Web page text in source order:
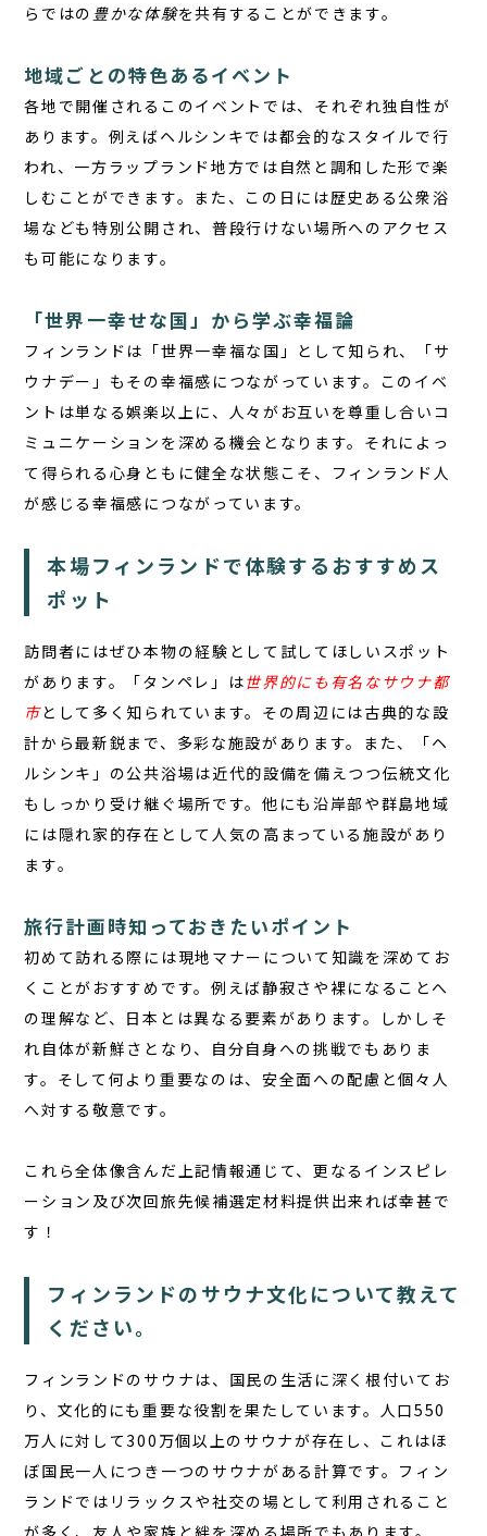
らではの 豊かな体験を共有することができます。
地域ごとの特色あるイベント
各地で開催されるこのイベントでは、それぞれ独自性が
あります。例えばヘルシンキでは都会的なスタイルで行
われ、一方ラップランド地方では自然と調和した形で楽
しむことができます。また、この日には歴史ある公衆浴
場なども特別公開され、普段行けない場所へのアクセス
も可能になります。
「世界一幸せな国」から学ぶ幸福論
フィンランドは「世界一幸福な国」として知られ、「サ
ウナデー」もその幸福感につながっています。このイベ
ントは単なる娯楽以上に、人々がお互いを尊重し合いコ
ミュニケーションを深める機会となります。それによっ
て得られる心身ともに健全な状態こそ、フィンランド人
が感じる幸福感につながっています。
本場フィンランドで体験するおすすめス
ポット
訪問者にはぜひ本物の経験として試してほしいスポット
があります。「タンペレ」は世界的にも有名なサウナ都
市として多く知られています。その周辺には古典的な設
計から最新鋭まで、多彩な施設があります。また、「ヘ
ルシンキ」の公共浴場は近代的設備を備えつつ伝統文化
もしっかり受け継ぐ場所です。他にも沿岸部や群島地域
には隠れ家的存在として人気の高まっている施設があり
ます。
旅行計画時知っておきたいポイント
初めて訪れる際には現地マナーについて知識を深めてお
くことがおすすめです。例えば静寂さや裸になることへ
の理解など、日本とは異なる要素があります。しかしそ
れ自体が新鮮さとなり、自分自身への挑戦でもありま
す。そして何より重要なのは、安全面への配慮と個々人
へ対する敬意です。
これら全体像含んだ上記情報通じて、更なるインスピレ
ーション及び次回旅先候補選定材料提供出来れば幸甚で
す！
フィンランドのサウナ文化について教えて
ください。
フィンランドのサウナは、国民の生活に深く根付いてお
り、文化的にも重要な役割を果たしています。人口550
万人に対して300万個以上のサウナが存在し、これはほ
ぼ国民一人につき一つのサウナがある計算です。フィン
ランドではリラックスや社交の場として利用されること
が多く、友人や家族と絆を深める場所でもあります。